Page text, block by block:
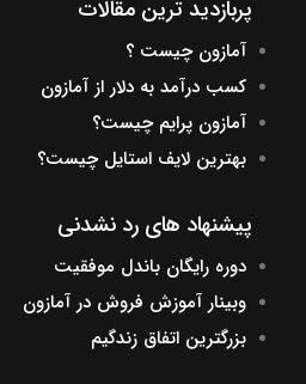
پربازدید ترین مقالات
آمازون چیست ؟
کسب درآمد به دلار از آمازون
آمازون پرایم چیست؟
بهترین لایف استایل چیست؟
پیشنهاد های رد نشدنی
دوره رایگان باندل موفقیت
وبینار آموزش فروش در آمازون
بزرگترین اتفاق زندگیم